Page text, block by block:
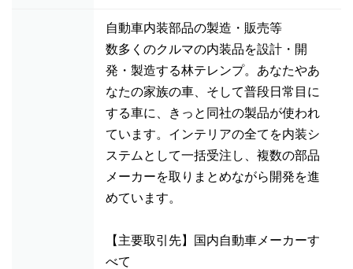
自動車内装部品の製造・販売等
数多くのクルマの内装品を設計・開
発・製造する林テレンプ。あなたやあ
なたの家族の車、そして普段日常目に
する車に、きっと同社の製品が使われ
ています。インテリアの全てを内装シ
ステムとして一括受注し、複数の部品
メーカーを取りまとめながら開発を進
めています。
【主要取引先】国内自動車メーカーす
べて